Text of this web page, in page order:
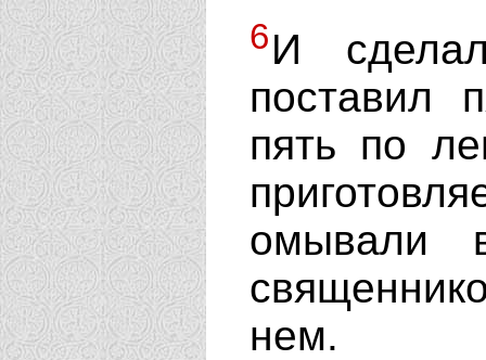
6И
поставил
пять по
нем.